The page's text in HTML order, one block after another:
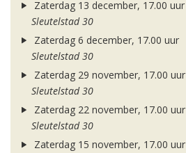
Zaterdag 13 december, 17.00 uur
Sleutelstad 30
Zaterdag 6 december, 17.00 uur
Sleutelstad 30
Zaterdag 29 november, 17.00 uur
Sleutelstad 30
Zaterdag 22 november, 17.00 uur
Sleutelstad 30
Zaterdag 15 november, 17.00 uur